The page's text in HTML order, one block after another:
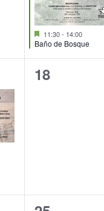
Destacado
11:30- 14:00
Baño de Bosque
0
18